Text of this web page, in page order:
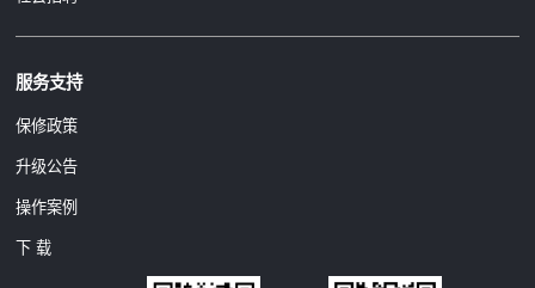
服务支持
保修政策
升级公告
操作案例
下 载